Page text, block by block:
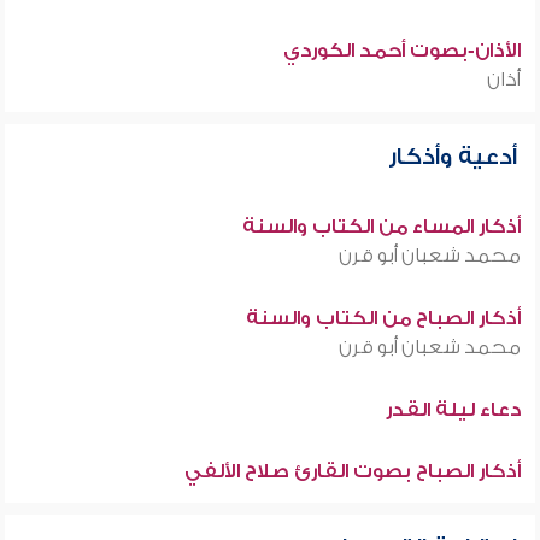
الأذان-بصوت أحمد الكوردي
أذان
أدعية وأذكار
أذكار المساء من الكتاب والسنة
محمد شعبان أبو قرن
أذكار الصباح من الكتاب والسنة
محمد شعبان أبو قرن
دعاء ليلة القدر
أذكار الصباح بصوت القارئ صلاح الألفي